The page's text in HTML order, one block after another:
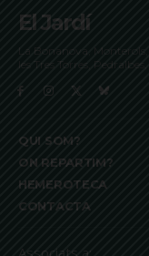
El Jardí
La Bonanova,
les Tres Torres,
QUI SOM?
ON REPARTIM?
HEMEROTECA
CONTACTA